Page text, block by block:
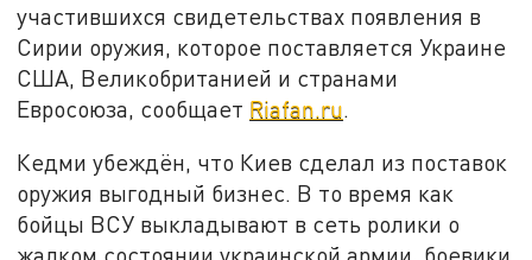
участившихся свидетельствах появления в
Сирии оружия, которое поставляется Украине
США, Великобританией и странами
Евросоюза, сообщает Riafan.ru.
Кедми убеждён, что Киев сделал из поставок
оружия выгодный бизнес. В то время как
бойцы ВСУ выкладывают в сеть ролики о